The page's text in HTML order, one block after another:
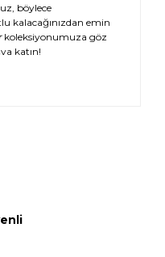
böylece
kalacağınızdan emin
koleksiyonumuza göz
katın!